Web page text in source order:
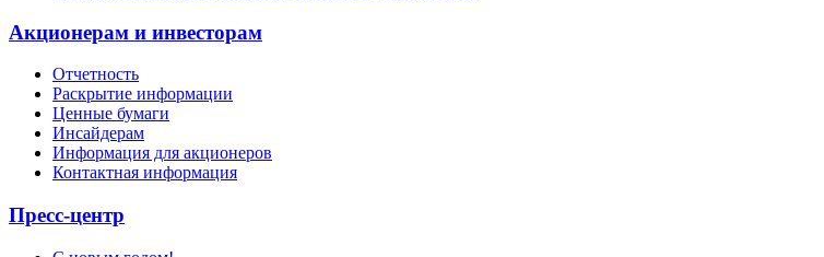
Акционерам и инвесторам
Отчетность
Раскрытие информации
Ценные бумаги
Инсайдерам
Информация для акционеров
Контактная информация
Пресс-центр